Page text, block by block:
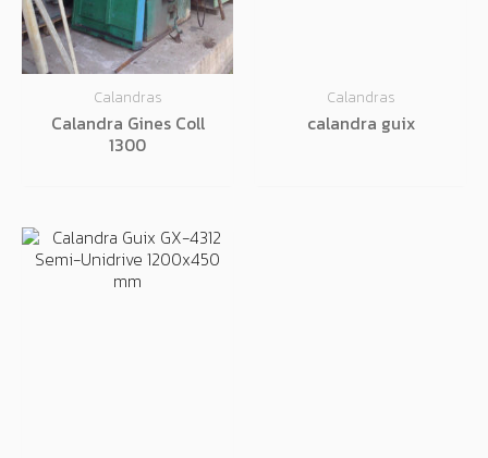
Calandras
Calandra Gines Coll
1300
Calandras
calandra guix